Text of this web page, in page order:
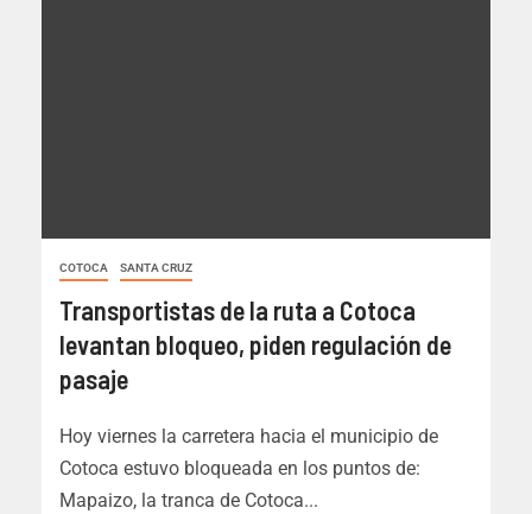
COTOCA SANTA CRUZ
Transportistas de la ruta a Cotoca
levantan bloqueo, piden regulación de
pasaje
Hoy viernes la carretera hacia el municipio de
Cotoca estuvo bloqueada en los puntos de:
Mapaizo, la tranca de Cotoca...